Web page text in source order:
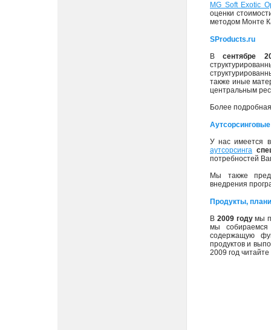
MG Soft Exotic
оценки
методом Монте
SProducts.ru
Всентябре
также иные
центральным
Более
У нас имеется
аутсорсинга
потребностей
Мы также
внедрения
Продукты,
В 2009 годумы
мы
содержащую
продуктов и
2009 год